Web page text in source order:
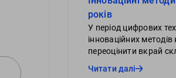
років
У період цифрових
інноваційних
переоцінити вкрай
Читати далі